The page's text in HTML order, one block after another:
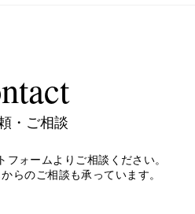
・ご相談
フォームよりご相談ください。
らのご相談も承っています。